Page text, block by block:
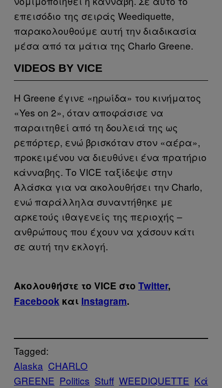
επεισόδιο της σειράς Weediquette,
παρακολουθούμε αυτή την διαδικασία
μέσα από τα μάτια της Charlo Greene.
VIDEOS BY VICE
H Greene έγινε «ηρωίδα» του κινήματος
«Yes on 2», όταν αποφάσισε να
παραιτηθεί από τη δουλειά της ως
ρεπόρτερ, ενώ βρισκόταν στον «αέρα»,
προκειμένου να διευθύνει ένα πρατήριο
κάνναβης. Το VICE ταξίδεψε στην
Αλάσκα για να ακολουθήσει την Charlo,
ενώ παράλληλα συναντήθηκε με
αρκετούς ιθαγενείς της περιοχής –
ανθρώπους που έχουν να χάσουν κάτι
σε αυτή την εκλογή.
Ακολουθήστε το VICE στο Twitter,
Facebook και Instagram.
Tagged:
Alaska CHARLO
GREENE Politics Stuff WEEDIQUETTE Κά